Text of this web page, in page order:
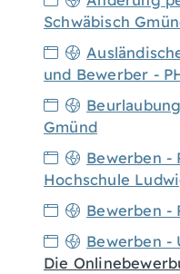
Schwäbisch
und Bewerber -
Gmünd
Bewerben -
Hochschule
Bewerben -
Bewerben -
Die